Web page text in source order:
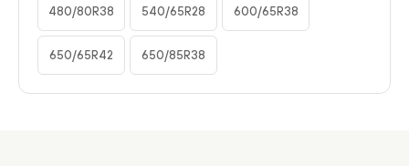
480/80R38 540/65R28 600/65R38
650/65R42 650/85R38